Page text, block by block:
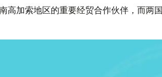
加索地区的重要经贸合作伙伴，而两国